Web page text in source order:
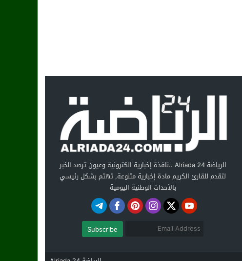
الرياضة Alriada 24 ..نافذة إخبارية الكترونية وعيون ترصد الخبر
لتقدم للقارئ الكريم مادة إخبارية متنوعة, تهتم بشكل رئيسي
بالأحداث الوطنية اليومية
Subscribe